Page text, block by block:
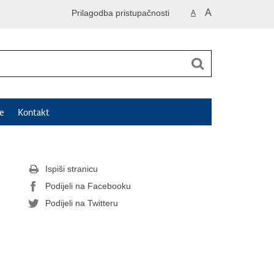
A A
Prilagodba pristupačnosti
Kontakt
Ispiši stranicu
Podijeli na Facebooku
Podijeli na Twitteru